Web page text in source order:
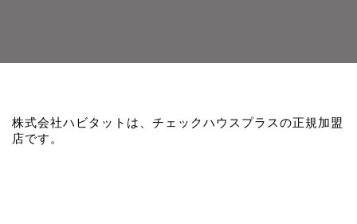
株式会社ハビタットは、チェックハウスプラスの正規加盟
店です。